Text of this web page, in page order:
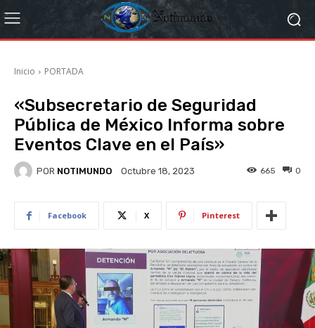
Inicio PORTADA
«Subsecretario de Seguridad
Pública de México Informa sobre
Eventos Clave en el País»
POR NOTIMUNDO Octubre 18, 2023 0
665
Facebook X Pinterest